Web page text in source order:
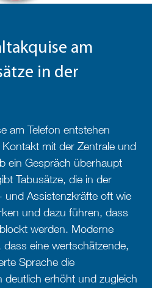
am
in der
am Telefon entstehen
mit der Zentrale und
ein Gespräch überhaupt
Tabusätze, die in der
und Assistenzkräfte oft wie
und dazu führen, dass
werden. Moderne
dass eine wertschätzende,
Sprache die
deutlich erhöht und zugleich